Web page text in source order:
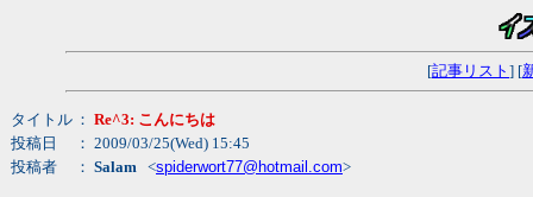
[記事リスト ] [
タイトル ： Re^3: こんにちは
投稿日
： 2009/03/25(Wed) 15:45
投稿者
： Salam <spiderwort77@hotmail.com>